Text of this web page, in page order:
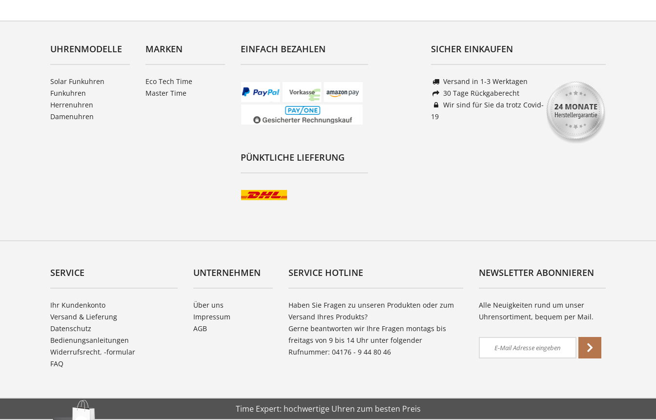
UHRENMODELLE
Solar Funkuhren
Funkuhren
Herrenuhren
Damenuhren
MARKEN
Eco Tech Time
Master Time
EINFACH BEZAHLEN
PÜNKTLICHE LIEFERUNG
SICHER EINKAUFEN
Versand in 1-3 Werktagen
30 Tage Rückgaberecht
Wir sind für Sie da trotz Covid-
19
SERVICE
Ihr Kundenkonto
Versand & Lieferung
Datenschutz
Bedienungsanleitungen
Widerrufsrecht, -formular
FAQ
UNTERNEHMEN
Über uns
Impressum
AGB
SERVICE HOTLINE
Haben Sie Fragen zu unseren Produkten oder zum
Versand Ihres Produkts?
Gerne beantworten wir Ihre Fragen montags bis
freitags von 9 bis 14 Uhr unter folgender
Rufnummer: 04176 - 9 44 80 46
NEWSLETTER ABONNIEREN
Alle Neuigkeiten rund um unser
Uhrensortiment, bequem per Mail.
Time Expert: hochwertige Uhren zum besten Preis